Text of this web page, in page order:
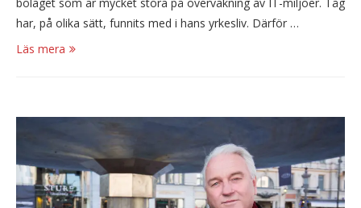
har, på olika sätt, funnits med i hans yrkesliv. Därför …
Läs mera